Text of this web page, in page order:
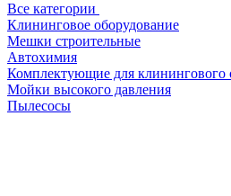
Все категории
Клининговое оборудование
Мешки строительные
Автохимия
Комплектующие для клинингового
Мойки высокого давления
Пылесосы